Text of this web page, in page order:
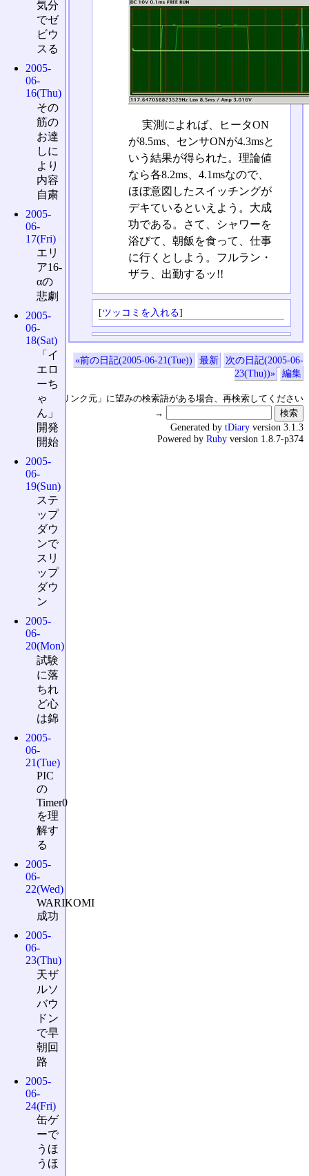
実測によれば、ヒータON
が8.5ms、センサONが4.3msと
いう結果が得られた。理論値
なら各8.2ms、4.1msなので、
ほぼ意図したスイッチングが
デキているといえよう。大成
功である。さて、シャワーを
浴びて、朝飯を食って、仕事
に行くとしよう。フルラン・
ザラ、出勤するッ!!
[ツッコミを入れる]
«前の日記(2005-06-21(Tue)) 最新
次の日記(2005-06-
23(Thu))»
編集
↑の「本日のリンク元」に望みの検索語がある場合、再検索してください
→
気分
でゼ
ビウ
スる
2005-
06-
16(Thu)
その
筋の
お達
しに
より
内容
自粛
2005-
06-
17(Fri)
エリ
ア16-
αの
悲劇
2005-
06-
18(Sat)
「イ
エロ
ーち
ゃ
ん」
開発
開始
2005-
06-
19(Sun)
ステ
ップ
ダウ
ンで
スリ
ップ
ダウ
ン
2005-
06-
20(Mon)
試験
に落
ちれ
ど心
は錦
2005-
06-
21(Tue)
PIC
の
Timer0
を理
解す
る
2005-
06-
22(Wed)
WARIKOMI
成功
2005-
06-
23(Thu)
天ザ
ルソ
バウ
ドン
で早
朝回
路
2005-
06-
24(Fri)
缶ゲ
ーで
うほ
うほ
Generated by tDiary version 3.1.3
Powered by Ruby version 1.8.7-p374